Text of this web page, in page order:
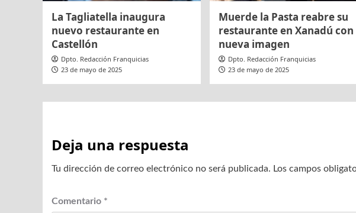
La Tagliatella inaugura
nuevo restaurante en
Castellón
Dpto. Redacción Franquicias
23 de mayo de 2025
Muerde la Pasta reabre su
restaurante en Xanadú con
nueva imagen
Dpto. Redacción Franquicias
23 de mayo de 2025
Deja una respuesta
Tu dirección de correo electrónico no será publicada. Los campos
Comentario *